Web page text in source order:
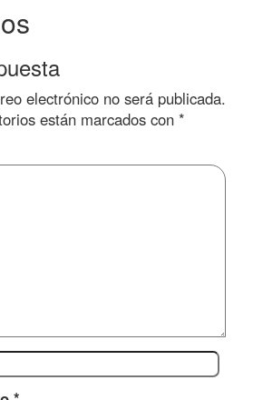
electrónico no será publicada.
están marcados con *